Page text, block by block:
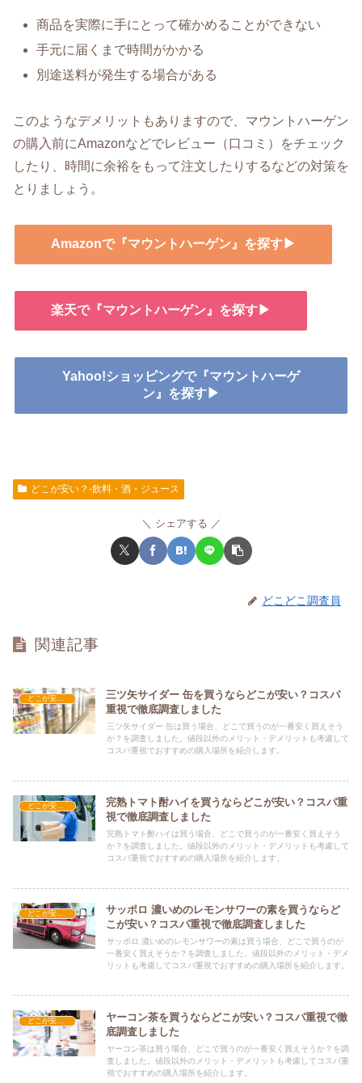
商品を実際に手にとって確かめることができない
手元に届くまで時間がかかる
別途送料が発生する場合がある
このようなデメリットもありますので、マウントハーゲン
の購入前にAmazonなどでレビュー（口コミ）をチェック
したり、時間に余裕をもって注文したりするなどの対策を
とりましょう。
Amazonで『マウントハーゲン』を探す▶
楽天で『マウントハーゲン』を探す▶
Yahoo!ショッピングで『マウントハーゲ
ン』を探す▶
どこが安い？-飲料・酒・ジュース
シェアする
どこどこ調査員
関連記事
どこが安い？-飲料・酒・ジュース
三ツ矢サイダー 缶を買うならどこが安い？コスパ
重視で徹底調査しました
三ツ矢サイダー 缶は買う場合、どこで買うのが一番安く買えそう
か？を調査しました。値段以外のメリット・デメリットも考慮して
コスパ重視でおすすめの購入場所を紹介します。
どこが安い？-飲料・酒・ジュース
完熟トマト酎ハイを買うならどこが安い？コスパ重
視で徹底調査しました
完熟トマト酎ハイは買う場合、どこで買うのが一番安く買えそう
か？を調査しました。値段以外のメリット・デメリットも考慮して
コスパ重視でおすすめの購入場所を紹介します。
どこが安い？-飲料・酒・ジュース
サッポロ 濃いめのレモンサワーの素を買うならど
こが安い？コスパ重視で徹底調査しました
サッポロ 濃いめのレモンサワーの素は買う場合、どこで買うのが
一番安く買えそうか？を調査しました。値段以外のメリット・デメ
リットも考慮してコスパ重視でおすすめの購入場所を紹介します。
どこが安い？-飲料・酒・ジュース
ヤーコン茶を買うならどこが安い？コスパ重視で徹
底調査しました
ヤーコン茶は買う場合、どこで買うのが一番安く買えそうか？を調
査しました。値段以外のメリット・デメリットも考慮してコスパ重
視でおすすめの購入場所を紹介します。